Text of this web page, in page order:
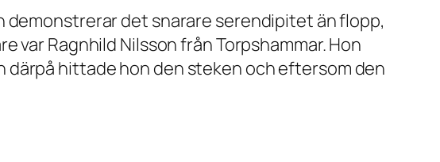
demonstrerar det snarare serendipitet än flopp,
Ragnhild Nilsson från Torpshammar. Hon
därpå hittade hon den steken och eftersom den